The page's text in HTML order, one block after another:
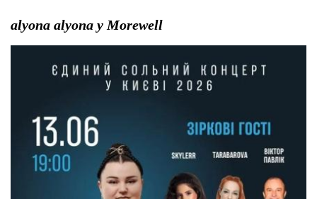
alyona alyona у Morewell